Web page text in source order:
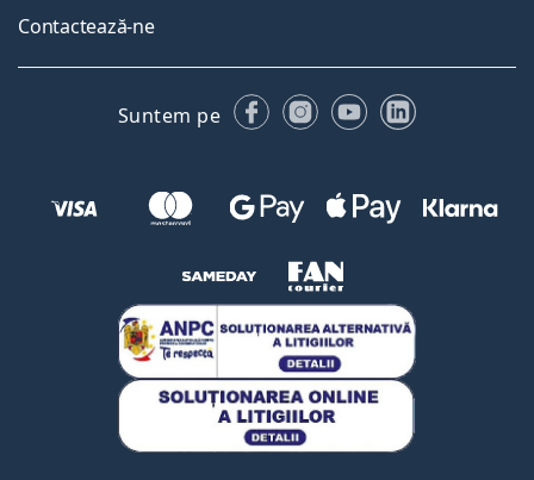
Contactează-ne
Suntem pe FacebookInstagram
YouTubeLinkedIn